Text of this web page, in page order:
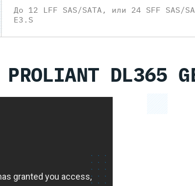
До 12 LFF SAS/SATA, или 24 SFF SAS/
E3.S
DL365